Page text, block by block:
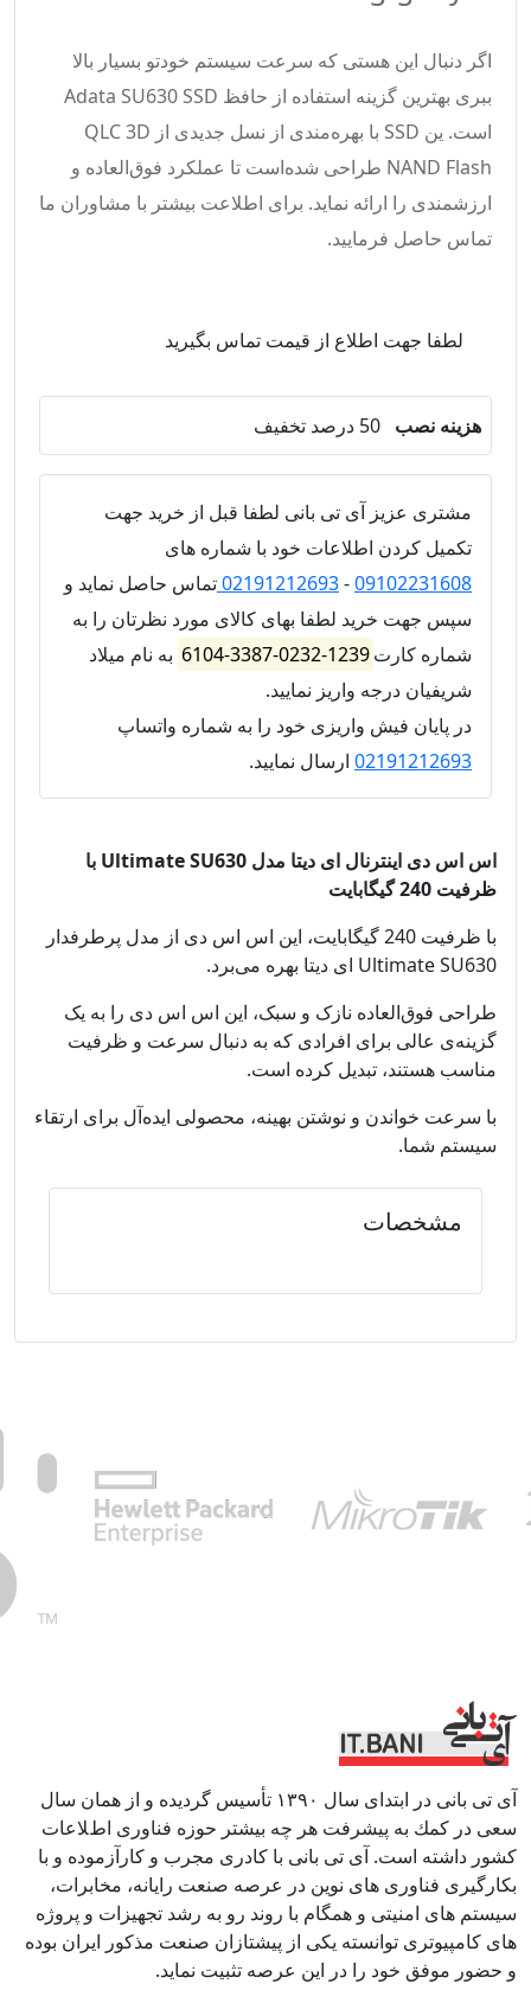
اگر دنبال این هستی که سرعت سیستم خودتو بسیار بالا
ببری بهترین گزینه استفاده از حافظ Adata SU630 SSD
است. ین SSD با بهره‌مندی از نسل جدیدی از QLC 3D
NAND Flash طراحی شده‌است تا عملکرد فوق‌‌العاده و
ارزشمندی را ارائه نماید. برای اطلاعت بیشتر با مشاوران ما
تماس حاصل فرمایید.
لطفا جهت اطلاع از قیمت تماس بگیرید
هزینه نصب 50 درصد تخفیف
مشتری عزیز آی تی بانی لطفا قبل از خرید جهت
تکمیل کردن اطلاعات خود با شماره های
09102231608
-
02191212693تماس حاصل نماید و
سپس جهت خرید لطفا بهای کالای مورد نظرتان را به
شماره کارت1239-0232-3387-6104
به نام میلاد
شریفیان درجه واریز نمایید.
در پایان فیش واریزی خود را به شماره واتساپ
02191212693 ارسال نمایید.
اس اس دی اینترنال ای دیتا مدل Ultimate SU630 با
ظرفیت 240 گیگابایت
با ظرفیت 240 گیگابایت، این اس اس دی از مدل پرطرفدار
Ultimate SU630 ای دیتا بهره می‌برد.
طراحی فوق‌العاده نازک و سبک، این اس اس دی را به یک
گزینه‌ی عالی برای افرادی که به دنبال سرعت و ظرفیت
مناسب هستند، تبدیل کرده است.
با سرعت خواندن و نوشتن بهینه، محصولی ایده‌آل برای ارتقاء
سیستم شما.
مشخصات
آی تی بانی در ابتداى سال ١٣٩٠ تأسيس گرديده و از همان سال
سعى در كمك به پيشرفت هر چه بيشتر حوزه فناورى اطﻼعات
كشور داشته است. آی تی بانی با كادرى مجرب و كارآزموده و با
بكارگيرى فناوری هاى نوين در عرصه صنعت رايانه، مخابرات،
سيستم هاى امنيتى و همگام با روند رو به رشد تجهيزات و پروژه
هاى كامپيوترى توانسته يكى از پيشتازان صنعت مذكور ايران بوده
و حضور موفق خود را در اين عرصه تثبيت نمايد.